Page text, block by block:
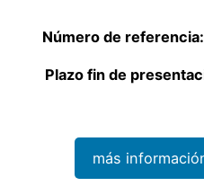
Número de referencia:
Plazo fin de
más